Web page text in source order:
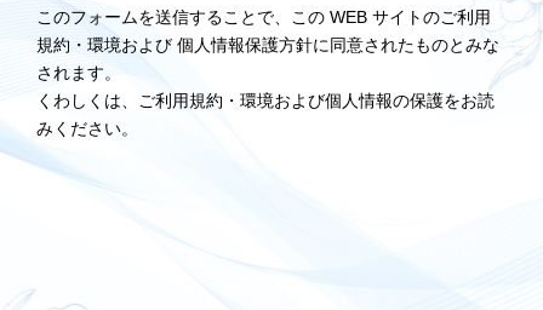
このフォームを送信することで、この WEB サイトのご利用
規約・環境および 個人情報保護方針に同意されたものとみな
されます。
くわしくは、ご利用規約・環境および個人情報の保護をお読
みください。